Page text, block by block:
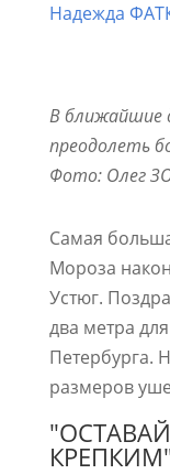
Надежда
В ближайшие
преодолеть
Фото: Олег
Самая
Мороза
Устюг.
два метра
Петербурга.
размеров